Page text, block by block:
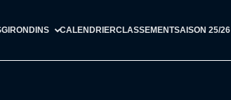
GIRONDINS CALENDRIERCLASSEMENTSAISON 25/26